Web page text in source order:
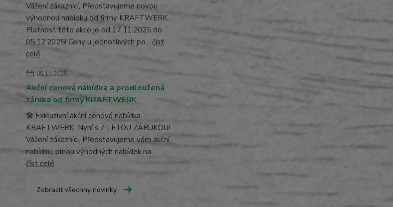
Vážení zákaznící, Představujeme novou
výhodnou nabídku od firmy KRAFTWERK.
Platnost této akce je od 17.11.2025 do
05.12.2025! Ceny u jednotlivých po... číst
celé
05.11.2025
Akční cenová nabídka a prodloužená
záruka od firmy KRAFTWERK
🛠️ Exkluzivní akční cenová nabídka
KRAFTWERK: Nyní s 7 LETOU ZÁRUKOU!
Vážení zákazníci, Představujeme vám akční
nabídku, plnou výhodných nabídek na ...
číst celé
Zobrazit všechny novinky